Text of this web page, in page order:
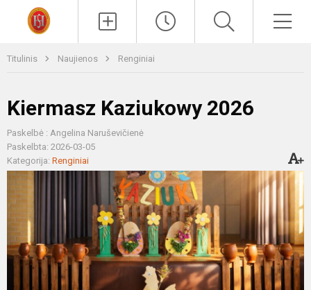
Titulinis Naujienos Renginiai
Kiermasz Kaziukowy 2026
Paskelbė : Angelina Naruševičienė
Paskelbta: 2026-03-05
Kategorija: Renginiai